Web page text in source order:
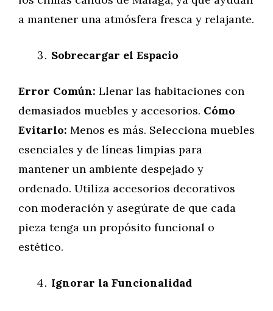
a mantener una atmósfera fresca y relajante.
Sobrecargar el Espacio
Error Común: Llenar las habitaciones con
demasiados muebles y accesorios. Cómo
Evitarlo: Menos es más. Selecciona muebles
esenciales y de líneas limpias para
mantener un ambiente despejado y
ordenado. Utiliza accesorios decorativos
con moderación y asegúrate de que cada
pieza tenga un propósito funcional o
estético.
Ignorar la Funcionalidad